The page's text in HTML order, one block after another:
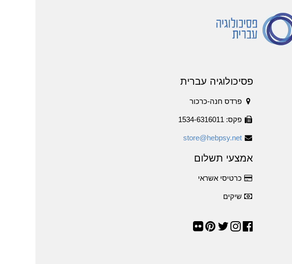
פסיכולוגיה עברית
פרדס חנה-כרכור
פקס: 1534-6316011
store@hebpsy.net
אמצעי תשלום
כרטיסי אשראי
שיקים